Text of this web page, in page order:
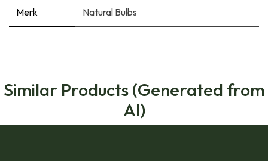
Merk Natural Bulbs
Similar Products (Generated from
AI)